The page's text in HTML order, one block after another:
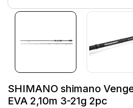
SHIMANO shimano
EVA 2,10m 3-21g 2pc